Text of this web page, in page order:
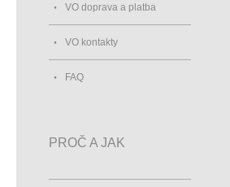
VO doprava a platba
VO kontakty
FAQ
PROČ A JAK